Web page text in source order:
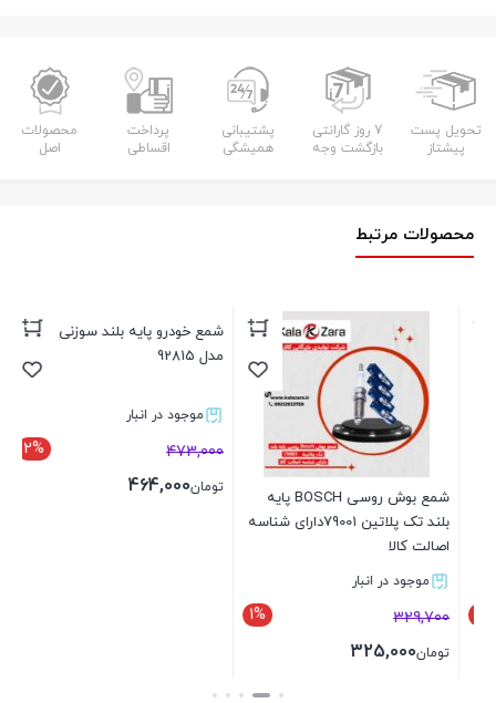
تحویل پست
پیشتاز
7 روز گارانتی
بازگشت وجه
پشتیبانی
همیشگی
پرداخت
اقساطی
محصولات
اصل
محصولات مرتبط
شمع بوش روسی BOSCH پایه
بلند تک پلاتین 79001دارای شناسه
اصالت کالا
موجود در انبار
1% 329,700
تومان325,000
شمع خودرو پایه بلند سوزنی انجیکا
مدل 92815
موجود در انبار
2% 473,000
تومان464,000